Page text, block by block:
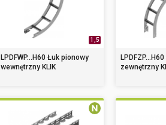
1,5
LPDFWP...H60 Łuk pionowy
wewnętrzny KLIK
zewnętrzny